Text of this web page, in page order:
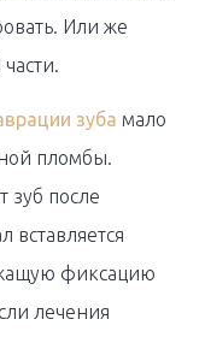
Или же
зуба мало
пломбы.
зуб после
вставляется
фиксацию
лечения